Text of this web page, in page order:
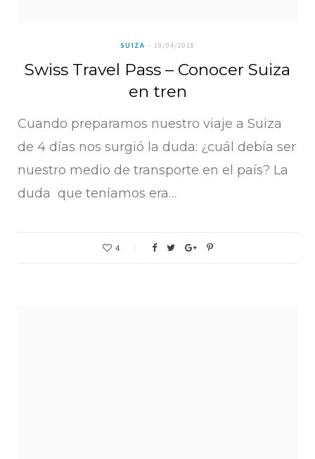
SUIZA 19/04/2018
Swiss Travel Pass – Conocer Suiza
en tren
Cuando preparamos nuestro viaje a Suiza
de 4 días nos surgió la duda: ¿cuál debía ser
nuestro medio de transporte en el país? La
duda que teníamos era…
4